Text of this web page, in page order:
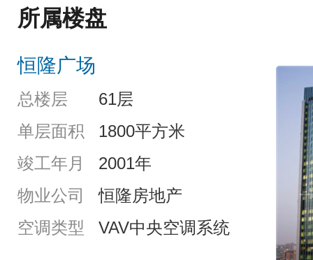
所属楼盘
恒隆广场
总楼层
61层
单层面积
1800平方米
竣工年月
2001年
物业公司
恒隆房地产
空调类型
VAV中央空调系统